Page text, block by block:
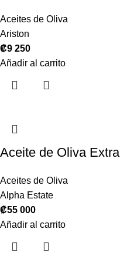
Aceites de Oliva
Ariston
₡9 250
Añadir al carrito
Aceite de Oliva
Aceites de Oliva
Alpha Estate
₡55 000
Añadir al carrito